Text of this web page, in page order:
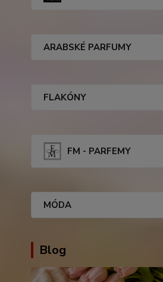
ARABSKÉ PARFUMY
FLAKÓNY
FM - PARFEMY
MÓDA
Blog